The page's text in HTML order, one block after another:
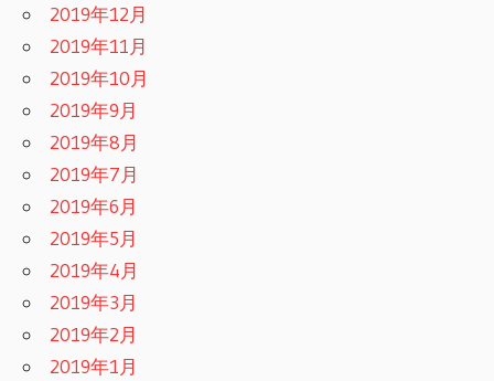
2019年12月
2019年11月
2019年10月
2019年9月
2019年8月
2019年7月
2019年6月
2019年5月
2019年4月
2019年3月
2019年2月
2019年1月